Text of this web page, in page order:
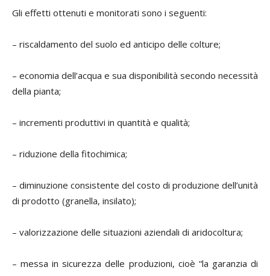
Gli effetti ottenuti e monitorati sono i seguenti:
– riscaldamento del suolo ed anticipo delle colture;
– economia dell’acqua e sua disponibilità secondo necessità
della pianta;
– incrementi produttivi in quantità e qualità;
– riduzione della fitochimica;
– diminuzione consistente del costo di produzione dell’unità
di prodotto (granella, insilato);
– valorizzazione delle situazioni aziendali di aridocoltura;
– messa in sicurezza delle produzioni, cioè “la garanzia di